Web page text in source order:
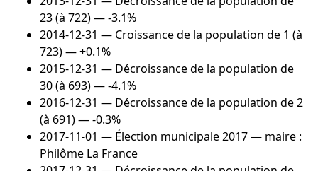
23 (à 722) — -3.1%
2014-12-31 — Croissance de la population de 1 (à
723) — +0.1%
2015-12-31 — Décroissance de la population de
30 (à 693) — -4.1%
2016-12-31 — Décroissance de la population de 2
(à 691) — -0.3%
2017-11-01 — Élection municipale 2017 — maire :
Philôme La France